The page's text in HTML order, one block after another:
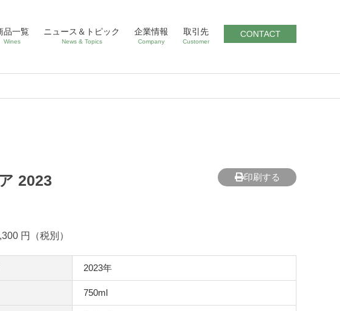
品一覧
Wines
ニュース＆トピック
News & Topics
企業情報
Company
取引先
Customer
CONTACT
印刷する
2023
円（税別）
2023年
750ml